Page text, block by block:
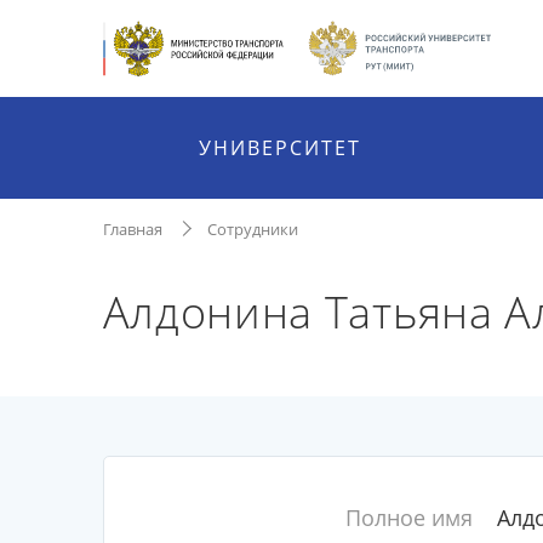
УНИВЕРСИТЕТ
Главная Сотрудники
Алдонина Татьяна
Полное имя